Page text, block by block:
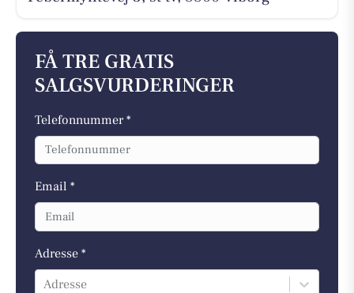
FÅ TRE GRATIS
SALGSVURDERINGER
Telefonnummer *
Email *
Adresse *
Adresse